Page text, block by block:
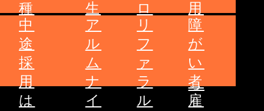
種
生
ロ
ー
用
は
こ
ち
ら
中
途
採
用
は
ア
ル
ム
ナ
イ
リ
フ
ァ
ラ
ル
障
が
い
者
雇